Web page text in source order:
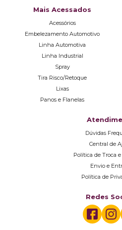
Mais Acessados
Acessórios
Embelezamento Automotivo
Linha Automotiva
Linha Industrial
Spray
Tira Risco/Retoque
Lixas
Panos e Flanelas
Dúvidas
Central de
Política de Troca
Envio e
Política de
Redes